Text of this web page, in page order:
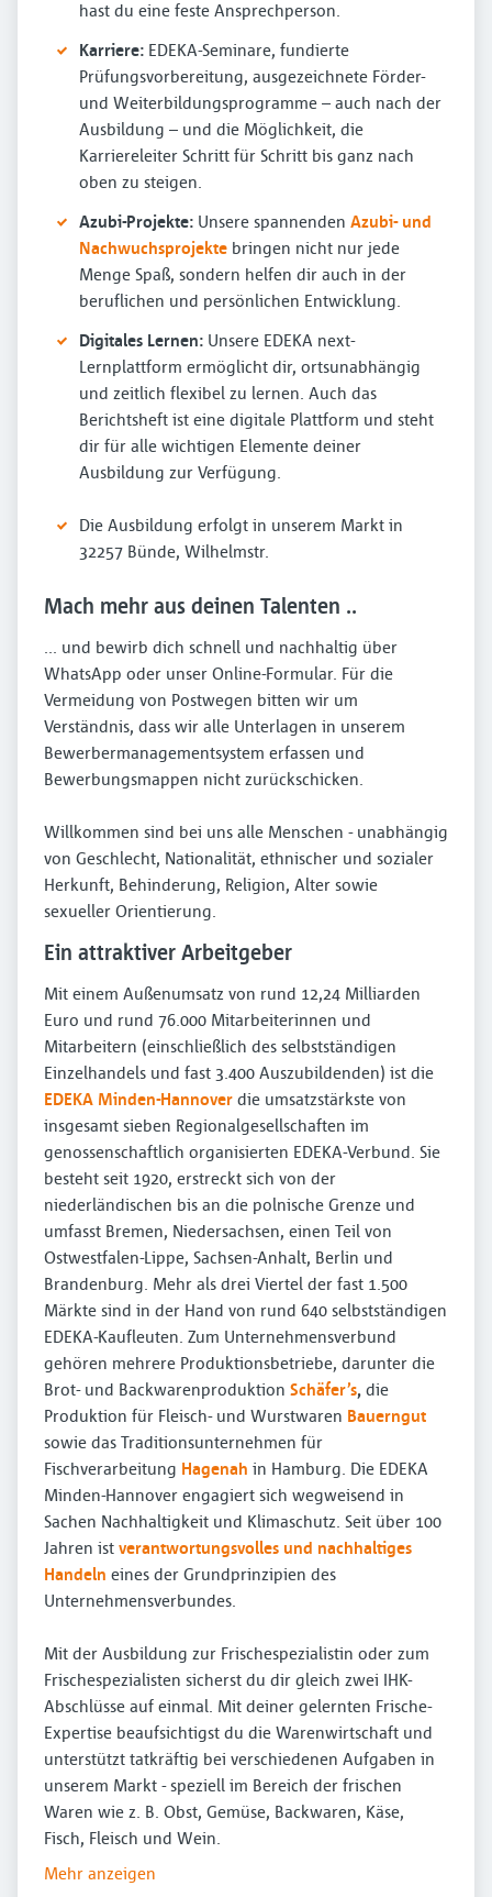
hast du eine feste Ansprechperson.
Karriere: EDEKA-Seminare, fundierte
Prüfungsvorbereitung, ausgezeichnete Förder-
und Weiterbildungsprogramme – auch nach der
Ausbildung – und die Möglichkeit, die
Karriereleiter Schritt für Schritt bis ganz nach
oben zu steigen.
Azubi-Projekte: Unsere spannenden Azubi- und
Nachwuchsprojekte bringen nicht nur jede
Menge Spaß, sondern helfen dir auch in der
beruflichen und persönlichen Entwicklung.
Digitales Lernen: Unsere EDEKA next-
Lernplattform ermöglicht dir, ortsunabhängig
und zeitlich flexibel zu lernen. Auch das
Berichtsheft ist eine digitale Plattform und steht
dir für alle wichtigen Elemente deiner
Ausbildung zur Verfügung.
Die Ausbildung erfolgt in unserem Markt in
32257 Bünde, Wilhelmstr.
Mach mehr aus deinen Talenten ..
... und bewirb dich schnell und nachhaltig über
WhatsApp oder unser Online-Formular. Für die
Vermeidung von Postwegen bitten wir um
Verständnis, dass wir alle Unterlagen in unserem
Bewerbermanagementsystem erfassen und
Bewerbungsmappen nicht zurückschicken.
Willkommen sind bei uns alle Menschen - unabhängig
von Geschlecht, Nationalität, ethnischer und sozialer
Herkunft, Behinderung, Religion, Alter sowie
sexueller Orientierung.
Ein attraktiver Arbeitgeber
Mit einem Außenumsatz von rund 12,24 Milliarden
Euro und rund 76.000 Mitarbeiterinnen und
Mitarbeitern (einschließlich des selbstständigen
Einzelhandels und fast 3.400 Auszubildenden) ist die
EDEKA Minden-Hannover die umsatzstärkste von
insgesamt sieben Regionalgesellschaften im
genossenschaftlich organisierten EDEKA-Verbund. Sie
besteht seit 1920, erstreckt sich von der
niederländischen bis an die polnische Grenze und
umfasst Bremen, Niedersachsen, einen Teil von
Ostwestfalen-Lippe, Sachsen-Anhalt, Berlin und
Brandenburg. Mehr als drei Viertel der fast 1.500
Märkte sind in der Hand von rund 640 selbstständigen
EDEKA-Kaufleuten. Zum Unternehmensverbund
gehören mehrere Produktionsbetriebe, darunter die
Brot- und Backwarenproduktion Schäfer’s, die
Produktion für Fleisch- und Wurstwaren Bauerngut
sowie das Traditionsunternehmen für
Fischverarbeitung Hagenah in Hamburg. Die EDEKA
Minden-Hannover engagiert sich wegweisend in
Sachen Nachhaltigkeit und Klimaschutz. Seit über 100
Jahren ist verantwortungsvolles und nachhaltiges
Handeln eines der Grundprinzipien des
Unternehmensverbundes.
Mit der Ausbildung zur Frischespezialistin oder zum
Frischespezialisten sicherst du dir gleich zwei IHK-
Abschlüsse auf einmal. Mit deiner gelernten Frische-
Expertise beaufsichtigst du die Warenwirtschaft und
unterstützt tatkräftig bei verschiedenen Aufgaben in
unserem Markt - speziell im Bereich der frischen
Waren wie z. B. Obst, Gemüse, Backwaren, Käse,
Fisch, Fleisch und Wein.
Mehr anzeigen